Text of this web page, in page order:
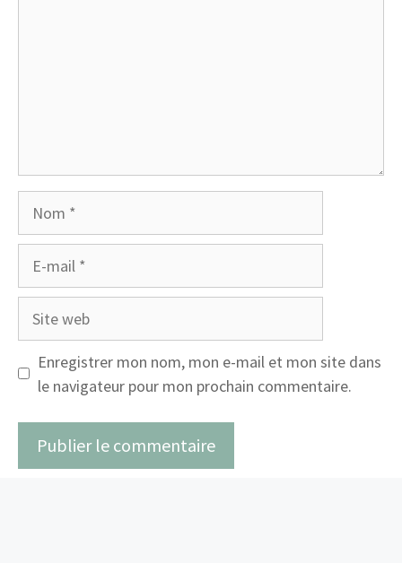
Site
Enregistrer mon nom, mon e-mail et mon site dans
le navigateur pour mon prochain commentaire.